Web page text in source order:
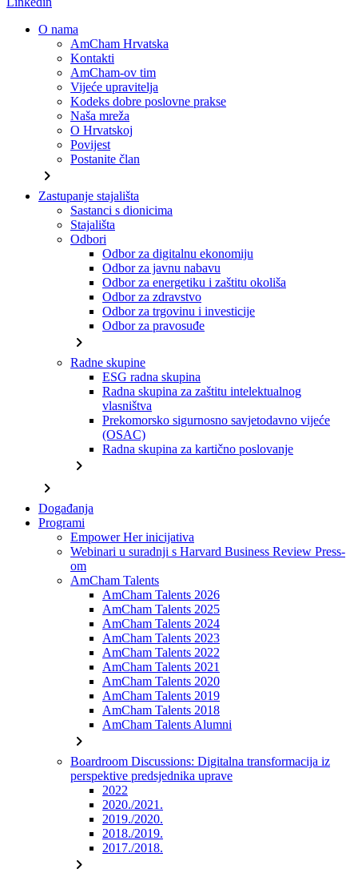
O nama
AmCham Hrvatska
Kontakti
AmCham-ov tim
Vijeće upravitelja
Kodeks dobre poslovne prakse
Naša mreža
O Hrvatskoj
Povijest
Postanite član
chevron_right
Zastupanje stajališta
Sastanci s dionicima
Stajališta
Odbori
Odbor za digitalnu ekonomiju
Odbor za javnu nabavu
Odbor za energetiku i zaštitu okoliša
Odbor za zdravstvo
Odbor za trgovinu i investicije
Odbor za pravosuđe
chevron_right
Radne skupine
ESG radna skupina
Radna skupina za zaštitu intelektualnog
vlasništva
Prekomorsko sigurnosno savjetodavno vijeće
(OSAC)
Radna skupina za kartično poslovanje
chevron_right
chevron_right
Događanja
Programi
Empower Her inicijativa
Webinari u suradnji s Harvard Business Review Press-
om
AmCham Talents
AmCham Talents 2026
AmCham Talents 2025
AmCham Talents 2024
AmCham Talents 2023
AmCham Talents 2022
AmCham Talents 2021
AmCham Talents 2020
AmCham Talents 2019
AmCham Talents 2018
AmCham Talents Alumni
chevron_right
Boardroom Discussions: Digitalna transformacija iz
perspektive predsjednika uprave
2022
2020./2021.
2019./2020.
2018./2019.
2017./2018.
chevron_right